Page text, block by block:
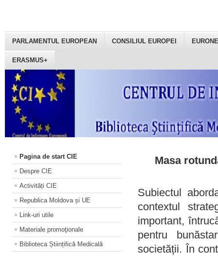
PARLAMENTUL EUROPEAN CONSILIUL EUROPEI
ERASMUS+
Pagina de start CIE
Despre CIE
Activități CIE
Republica Moldova și UE
Link-uri utile
Materiale promoţionale
Biblioteca Științifică Medicală
Masa
Subiectul
contextul
important,
pentru
societății. În